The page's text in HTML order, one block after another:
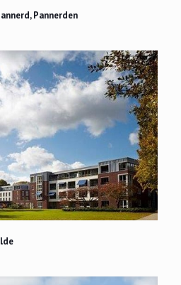
De Pannerd, Pannerden
Pannerden
Silvolde